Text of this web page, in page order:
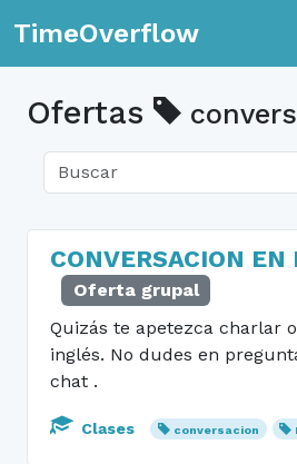
TimeOverflow
Ofertas
CONVERSACION EN
Oferta grupal
Quizás te apetezca charlar
inglés. No dudes en
chat .
Clases conversacion